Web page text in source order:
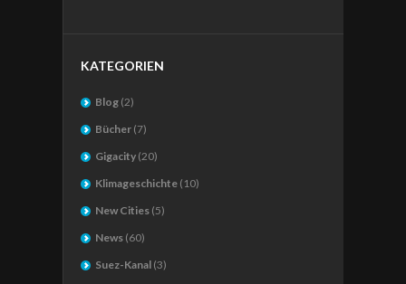
KATEGORIEN
Blog (2)
Bücher (7)
Gigacity (20)
Klimageschichte (10)
New Cities (5)
News (60)
Suez-Kanal (3)